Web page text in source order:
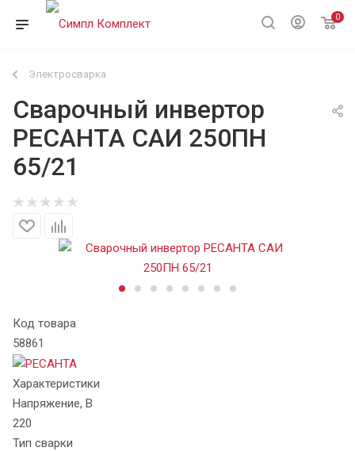
0
Электросварка
Сварочный инвертор
РЕСАНТА САИ 250ПН
65/21
Код товара
58861
Характеристики
Напряжение, В
220
Тип сварки